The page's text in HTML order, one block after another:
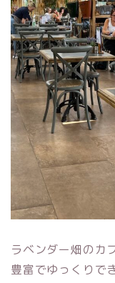
ラベンダー畑のカ
豊富でゆっくりで